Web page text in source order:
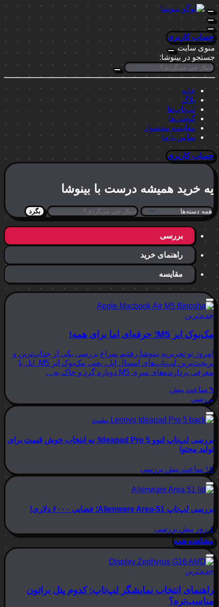
حساب کاربری
منوی سایت
جستجو در بینوشا:
خانه
بلاگ
لپ‌تاپ‌ها
گوشی‌ها
مقایسه محصول
تماس با ما
حساب کاربری
یه خرید همیشه درست با بینوشا
بگرد
بررسی
راهنمای خرید
مقایسه
جدیدترین
مک‌بوک ایر M5؛ حرفه‌ای اما برای همه!
امروز تو تحریریه بینوشا رفتیم سراغ بررسی یکی از جذاب‌ترین و
پربحث‌ترین لپ‌تاپ‌های امسال اپل، یعنی مک‌بوک ایر M5. اپل با
معرفی پردازنده‌های سری M5 دوباره گرد و خاک به…
۹ ساعت پیش
بررسی
بررسی لپ‌تاپ لنوو Ideapad Pro 5؛ یه انتخاب خوش قیمت برای
تولید محتوا
۱۷ ساعت پیش بررسی
بررسی لپ‌تاپ Alienware Area-51؛ فضایی ۶۰۰۰ دلاری!
۱ روز پیش
بررسی
مشاهده همه
جدیدترین
راهنمای انتخاب نمایشگر لپ‌تاپ: کدوم پنل براتون
مناسب‌تره؟